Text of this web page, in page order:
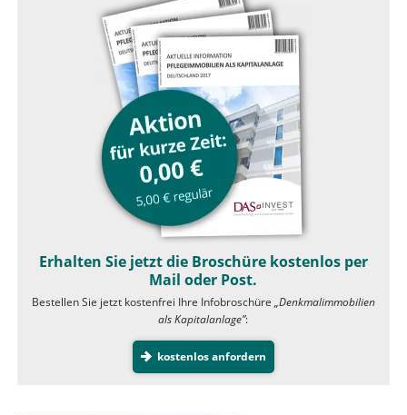
Erhalten Sie jetzt die Broschüre kostenlos per
Mail oder Post.
Bestellen Sie jetzt kostenfrei Ihre Infobroschüre „Denkmalimmobilien
als Kapitalanlage”:
kostenlos anfordern